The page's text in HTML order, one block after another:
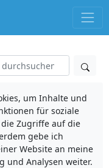
um Inhalte und
für soziale
Zugriffe auf die
gebe ich
Website an meine
und Analysen weiter.